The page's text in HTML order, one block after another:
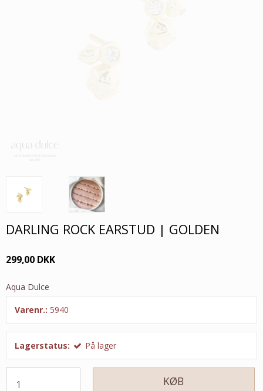
DARLING ROCK EARSTUD | GOLDEN
299,00 DKK
Aqua Dulce
Varenr.: 5940
Lagerstatus: På lager
KØB